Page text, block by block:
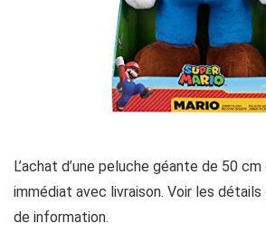
L’achat d’une peluche géante de 50
immédiat avec livraison. Voir les détails
de information.